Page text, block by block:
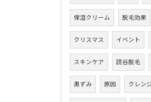
保湿クリーム 脱毛効果
クリスマス イベント
スキンケア 読谷脱毛
黒ずみ 原因 クレン